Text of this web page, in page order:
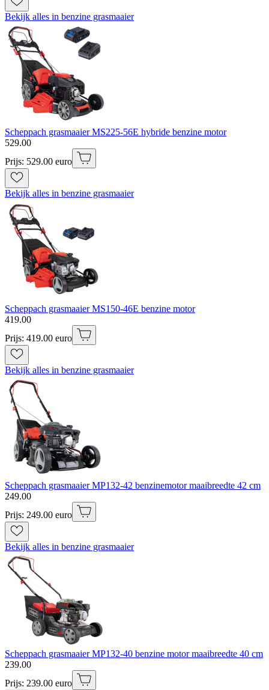
Bekijk alles in benzine grasmaaier
Scheppach grasmaaier MS225-56E hybride benzine motor
529.00
Prijs: 529.00 euro
Bekijk alles in benzine grasmaaier
Scheppach grasmaaier MS150-46E benzine motor
419.00
Prijs: 419.00 euro
Bekijk alles in benzine grasmaaier
Scheppach grasmaaier MP132-42 benzinemotor maaibreedte 42 cm
249.00
Prijs: 249.00 euro
Bekijk alles in benzine grasmaaier
Scheppach grasmaaier MP132-40 benzine motor maaibreedte 40 cm
239.00
Prijs: 239.00 euro